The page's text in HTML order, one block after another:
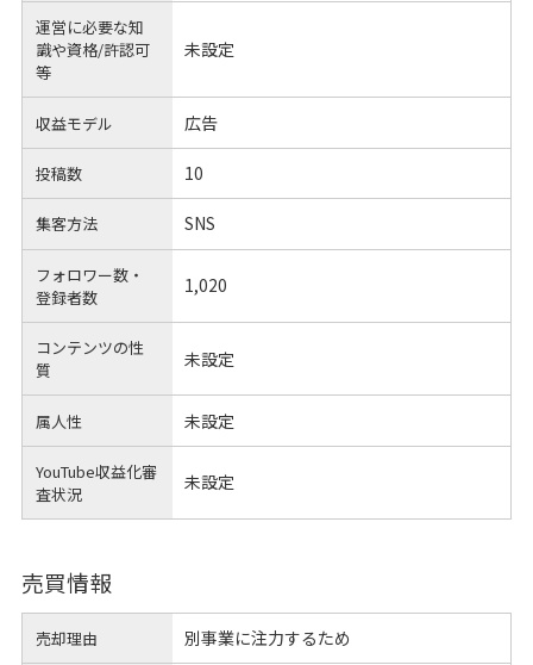
運営に必要な知
識や資格/許認可
等
未設定
収益モデル 広告
投稿数 10
集客方法 SNS
フォロワー数・
登録者数
1,020
コンテンツの性
質
未設定
属人性 未設定
YouTube収益化審
査状況
未設定
売買情報
売却理由 別事業に注力するため